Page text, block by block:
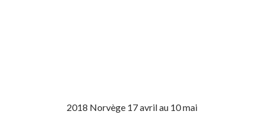
2018 Norvège 17 avril au 10 mai